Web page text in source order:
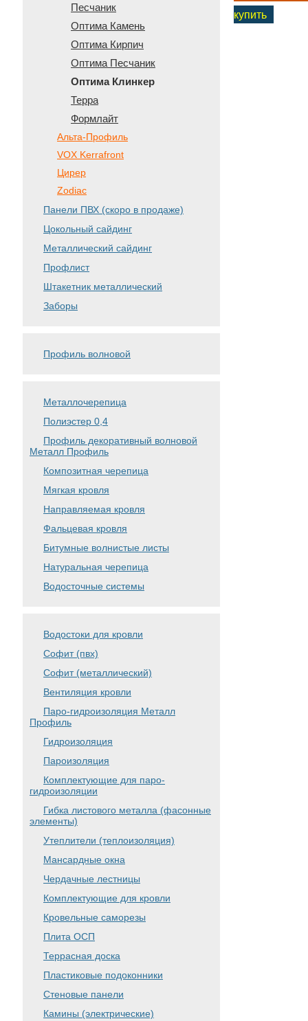
Песчаник
Оптима Камень
Оптима Кирпич
Оптима Песчаник
Оптима Клинкер
Терра
Формлайт
Альта-Профиль
VOX Kerrafront
Цирер
Zodiac
Панели ПВХ (скоро в продаже)
Цокольный сайдинг
Металлический сайдинг
Профлист
Штакетник металлический
Заборы
Профиль волновой
Металлочерепица
Полиэстер 0,4
Профиль декоративный волновой
Металл Профиль
Композитная черепица
Мягкая кровля
Направляемая кровля
Фальцевая кровля
Битумные волнистые листы
Натуральная черепица
Водосточные системы
Водостоки для кровли
Софит (пвх)
Софит (металлический)
Вентиляция кровли
Паро-гидроизоляция Металл
Профиль
Гидроизоляция
Пароизоляция
Комплектующие для паро-
гидроизоляции
Гибка листового металла (фасонные
элементы)
Утеплители (теплоизоляция)
Мансардные окна
Чердачные лестницы
Комплектующие для кровли
Кровельные саморезы
Плита ОСП
Террасная доска
Пластиковые подоконники
Стеновые панели
Камины (электрические)
купить